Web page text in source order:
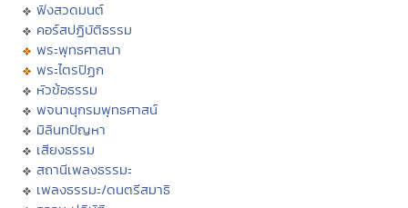
ฟังสวดมนต์
คอร์สปฏิบัติธรรม
พระพุทธศาสนา
พระไตรปิฏก
หัวข้อธรรม
พจนานุกรมพุทธศาสน์
มิลินทปัญหา
เสียงธรรม
สถานีเพลงธรรมะ
เพลงธรรมะ/ดนตรีสมาธิ